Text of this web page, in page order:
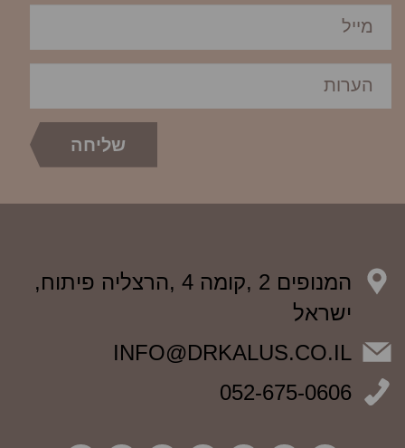
המנופים 2 ,קומה 4 ,הרצליה פיתוח,
ישראל
INFO@DRKALUS.CO.IL
052-675-0606